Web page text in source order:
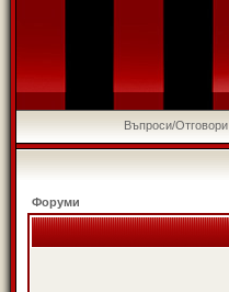
Въпроси/Отговори
Форуми